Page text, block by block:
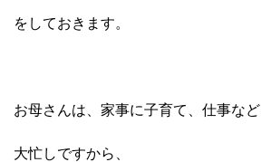
をしておきます。
お母さんは、家事に子育て、仕事など
大忙しですから、